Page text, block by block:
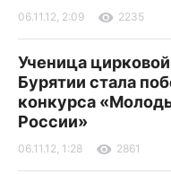
06.11.12, 2:09 2235
Ученица
Бурятии стала
конкурса
России»
06.11.12, 1:28 2861